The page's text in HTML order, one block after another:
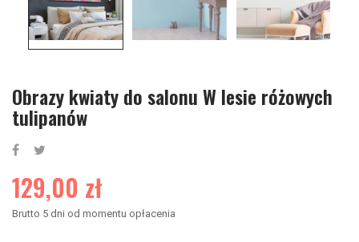
Obrazy kwiaty do salonu W lesie różowych
tulipanów
129,00 zł
Brutto 5 dni od momentu opłacenia